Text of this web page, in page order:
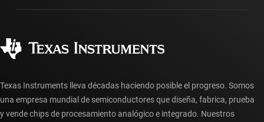
Preguntas frecuentes sobre la cuenta myTI
Preguntas frecuentes sobre pedidos
Texas Instruments lleva décadas haciendo posible el progreso. Somos
una empresa mundial de semiconductores que diseña, fabrica, prueba
y vende chips de procesamiento analógico e integrado. Nuestros